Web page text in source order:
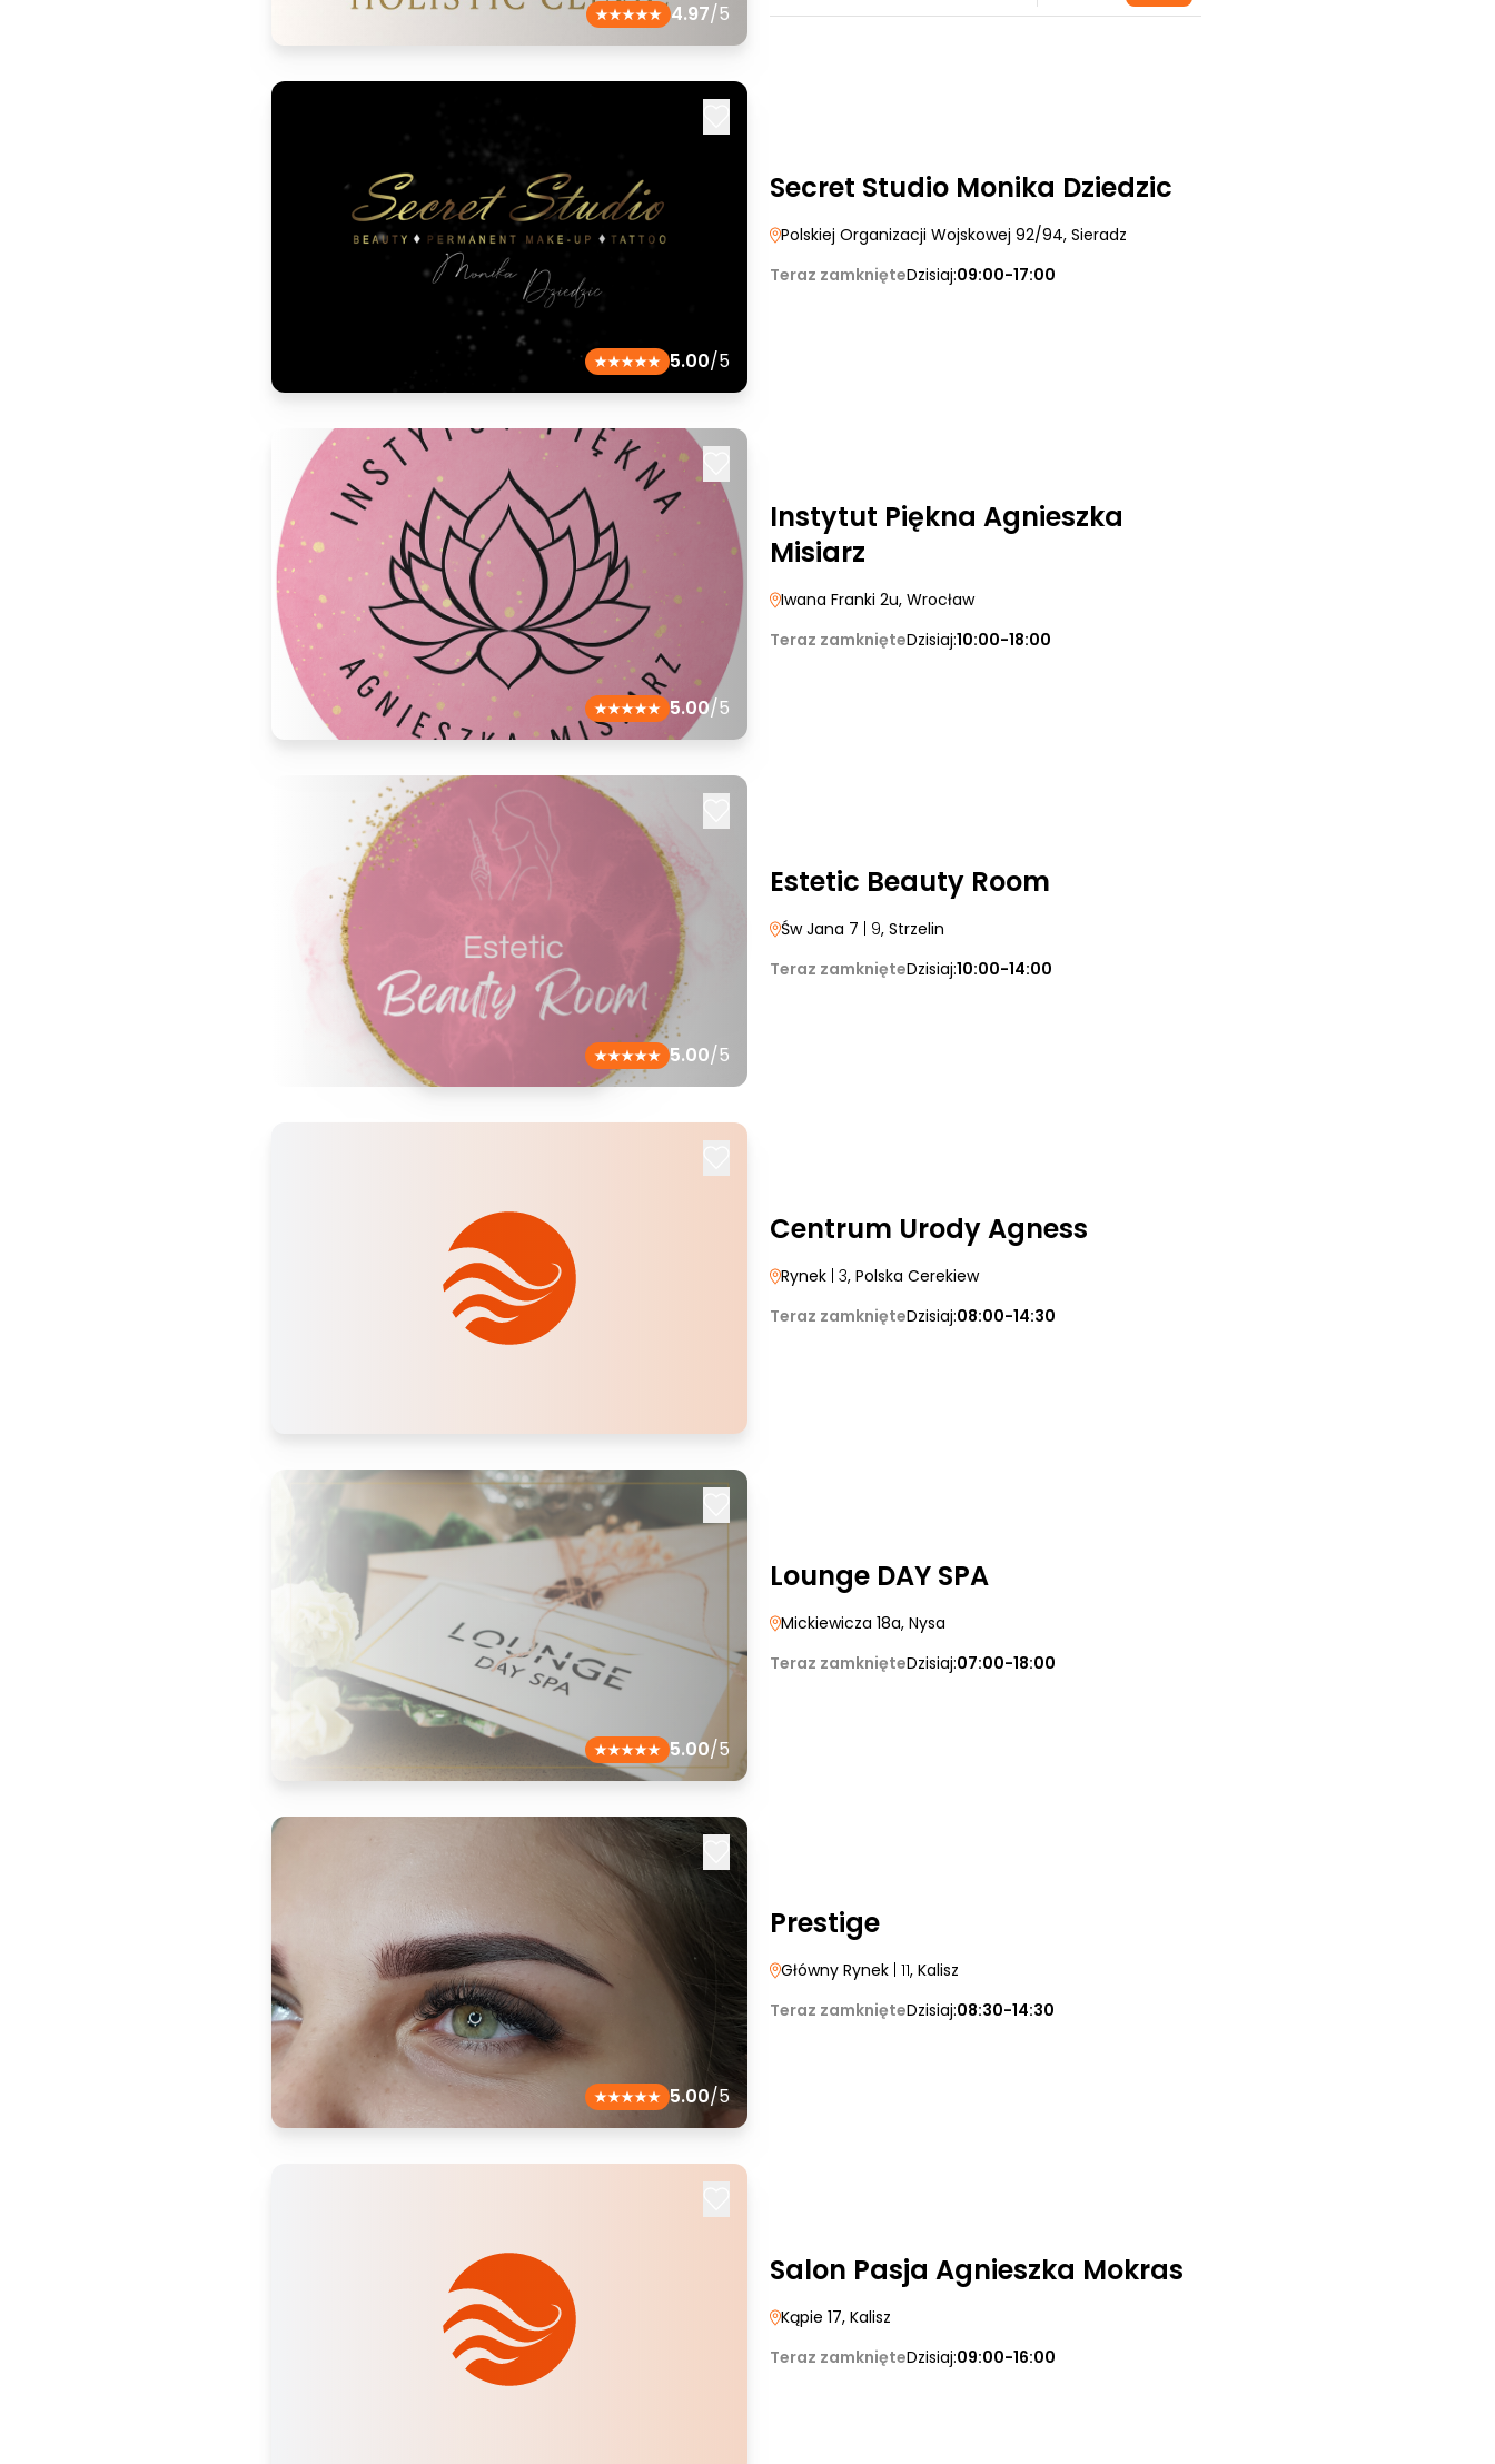
4.97/5
5.00/5
Secret Studio Monika Dziedzic
Polskiej Organizacji Wojskowej 92/94, Sieradz
Teraz zamknięteDzisiaj:09:00-17:00
5.00/5
Instytut Piękna Agnieszka
Misiarz
Iwana Franki 2u, Wrocław
Teraz zamknięteDzisiaj:10:00-18:00
5.00/5
Estetic Beauty Room
Św Jana 7 | 9, Strzelin
Teraz zamknięteDzisiaj:10:00-14:00
Centrum Urody Agness
Rynek | 3, Polska Cerekiew
Teraz zamknięteDzisiaj:08:00-14:30
5.00/5
Lounge DAY SPA
Mickiewicza 18a, Nysa
Teraz zamknięteDzisiaj:07:00-18:00
5.00/5
Prestige
Główny Rynek | 11, Kalisz
Teraz zamknięteDzisiaj:08:30-14:30
Salon Pasja Agnieszka Mokras
Kąpie 17, Kalisz
Teraz zamknięteDzisiaj:09:00-16:00